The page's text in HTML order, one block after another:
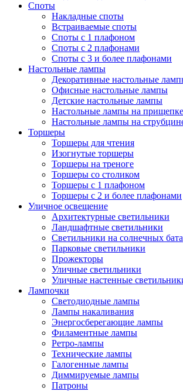
Споты
Накладные споты
Встраиваемые споты
Споты с 1 плафоном
Споты с 2 плафонами
Споты с 3 и более плафонами
Настольные лампы
Декоративные настольные
Офисные настольные лампы
Детские настольные лампы
Настольные лампы на прищепке
Настольные лампы на
Торшеры
Торшеры для чтения
Изогнутые торшеры
Торшеры на треноге
Торшеры со столиком
Торшеры с 1 плафоном
Торшеры с 2 и более плафонами
Уличное освещение
Архитектурные светильники
Ландшафтные светильники
Светильники на солнечных
Парковые светильники
Прожекторы
Уличные светильники
Уличные настенные
Лампочки
Светодиодные лампы
Лампы накаливания
Энергосберегающие лампы
Филаментные лампы
Ретро-лампы
Технические лампы
Галогенные лампы
Диммируемые лампы
Патроны